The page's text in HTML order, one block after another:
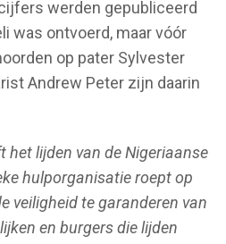
werden gepubliceerd
was ontvoerd, maar vóór
op pater Sylvester
Andrew Peter zijn daarin
het lijden van de Nigeriaanse
hulporganisatie roept op
veiligheid te garanderen van
en burgers die lijden